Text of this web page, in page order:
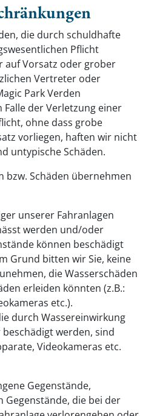
die durch schuldhafte
Pflicht
auf Vorsatz oder grober
Vertreter oder
Park Verden
der Verletzung einer
ohne dass grobe
vorliegen, haften wir nicht
untypische Schäden.
bzw. Schäden übernehmen
unserer Fahranlagen
werden und/oder
können beschädigt
Grund bitten wir Sie, keine
die Wasserschäden
erleiden könnten (z.B.:
etc.).
durch Wassereinwirkung
werden, sind
Videokameras etc.
Gegenstände,
Gegenstände, die bei der